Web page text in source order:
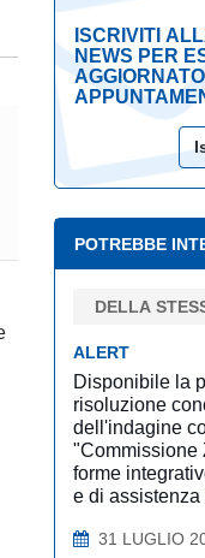
ISCRIVITI
NEWS PER
POTREBBE
DELLA
ALERT
Disponibile la
risoluzione
dell'indagine
"Commissione
forme
e di assistenza
31 LUGLIO